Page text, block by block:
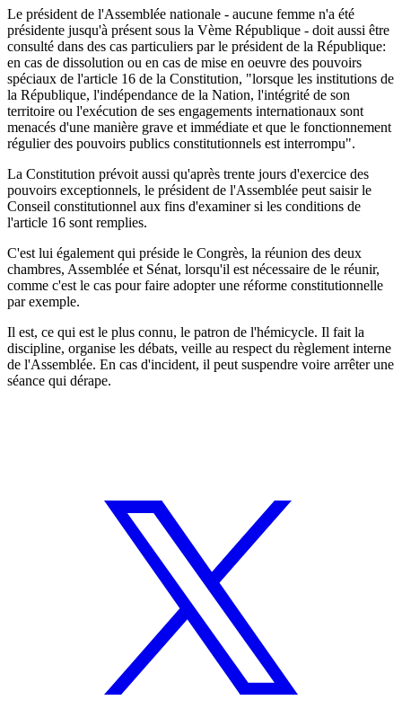
Le président de l'Assemblée nationale - aucune femme n'a été
présidente jusqu'à présent sous la Vème République - doit aussi être
consulté dans des cas particuliers par le président de la République:
en cas de dissolution ou en cas de mise en oeuvre des pouvoirs
spéciaux de l'article 16 de la Constitution, "lorsque les institutions de
la République, l'indépendance de la Nation, l'intégrité de son
territoire ou l'exécution de ses engagements internationaux sont
menacés d'une manière grave et immédiate et que le fonctionnement
régulier des pouvoirs publics constitutionnels est interrompu".
La Constitution prévoit aussi qu'après trente jours d'exercice des
pouvoirs exceptionnels, le président de l'Assemblée peut saisir le
Conseil constitutionnel aux fins d'examiner si les conditions de
l'article 16 sont remplies.
C'est lui également qui préside le Congrès, la réunion des deux
chambres, Assemblée et Sénat, lorsqu'il est nécessaire de le réunir,
comme c'est le cas pour faire adopter une réforme constitutionnelle
par exemple.
Il est, ce qui est le plus connu, le patron de l'hémicycle. Il fait la
discipline, organise les débats, veille au respect du règlement interne
de l'Assemblée. En cas d'incident, il peut suspendre voire arrêter une
séance qui dérape.